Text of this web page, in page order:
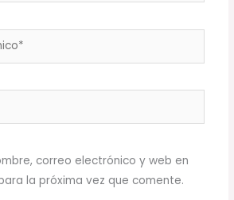
correo electrónico y web en
la próxima vez que comente.